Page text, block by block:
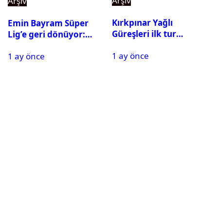
Emin Bayram Süper
Lig’e geri dönüyor:
1 ay önce
Kırkpınar Yağlı
Güreşleri ilk tur
2. tura geçen
1 ay önce